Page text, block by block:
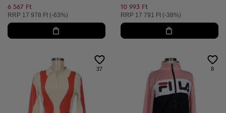
6 567 Ft
Ajánlott ár:
RRP 17 978 Ft (-63%)
10 993 Ft
Ajánlott ár:
RRP 17 791 Ft (-38%)
37 8